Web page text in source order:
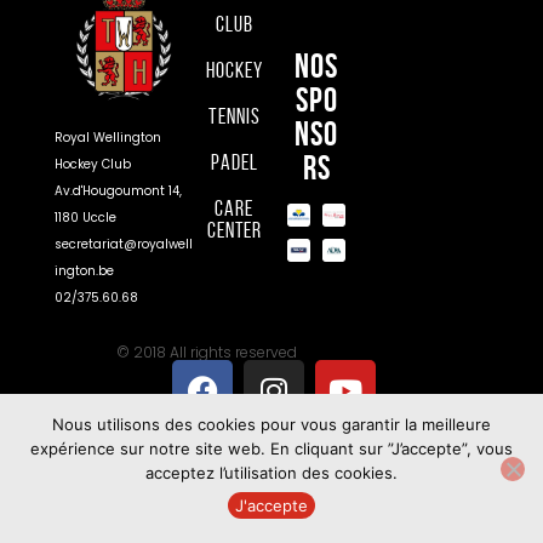
Royal Wellington
Hockey Club
Av.d'Hougoumont 14,
1180 Uccle
secretariat@royalwell
ington.be
02/375.60.68
Club
Hockey
Tennis
Padel
Care
Center
Nos
spo
nso
rs
© 2018 All rights reserved
Nous utilisons des cookies pour vous garantir la meilleure
expérience sur notre site web. En cliquant sur ”J’accepte”, vous
acceptez l’utilisation des cookies.
J'accepte